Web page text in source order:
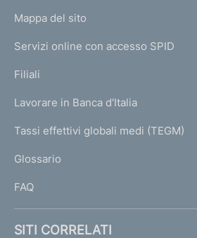
m
e
a
g
L
N
K
T
I
I
Mappa del sito
Servizi online con accesso SPID
Filiali
Lavorare in Banca d'Italia
Tassi effettivi globali medi (TEGM)
Glossario
FAQ
SITI CORRELATI